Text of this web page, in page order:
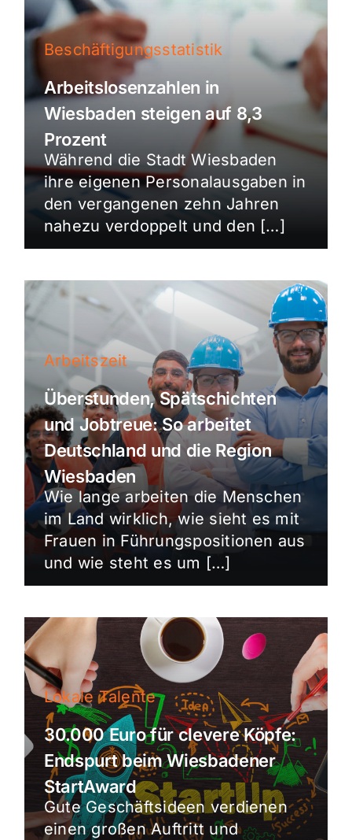
Beschäftigungsstatistik
Arbeitslosenzahlen in
Wiesbaden steigen auf 8,3
Prozent
Während die Stadt Wiesbaden
ihre eigenen Personalausgaben in
den vergangenen zehn Jahren
nahezu verdoppelt und den […]
Arbeitszeit
Überstunden, Spätschichten
und Jobtreue: So arbeitet
Deutschland und die Region
Wiesbaden
Wie lange arbeiten die Menschen
im Land wirklich, wie sieht es mit
Frauen in Führungspositionen aus
und wie steht es um […]
Lokale Talente
30.000 Euro für clevere Köpfe:
Endspurt beim Wiesbadener
StartAward
Gute Geschäftsideen verdienen
einen großen Auftritt und